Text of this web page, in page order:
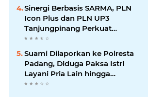
Sinergi Berbasis SARMA, PLN
Icon Plus dan PLN UP3
Tanjungpinang Perkuat
Kolaborasi Strategis
Suami Dilaporkan ke Polresta
Padang, Diduga Paksa Istri
Layani Pria Lain hingga
Berulang Kali